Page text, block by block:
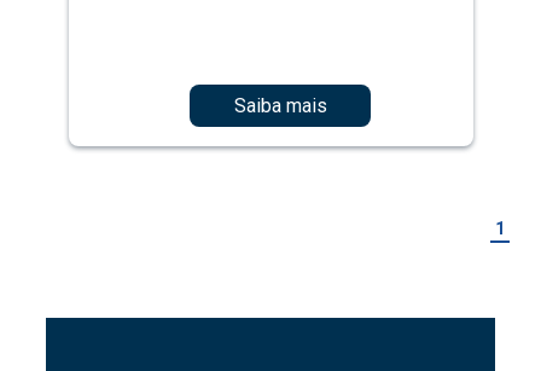
Saiba mais
1